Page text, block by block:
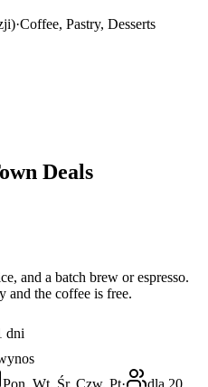
)·Coffee, Pastry, Desserts
Deals
and a batch brew or espresso.
and the coffee is free.
dni